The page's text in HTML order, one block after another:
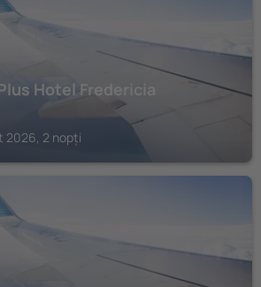
Hotel Fredericia
2026, 2 nopți